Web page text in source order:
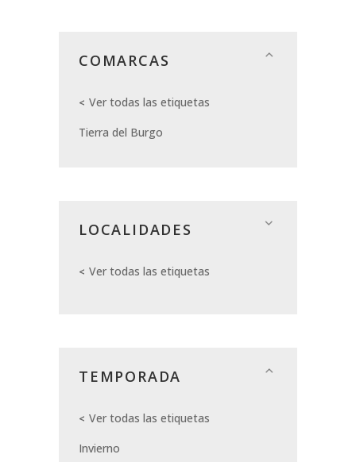
COMARCAS
Ver todas las etiquetas
Tierra del Burgo
LOCALIDADES
Ver todas las etiquetas
TEMPORADA
Ver todas las etiquetas
Invierno